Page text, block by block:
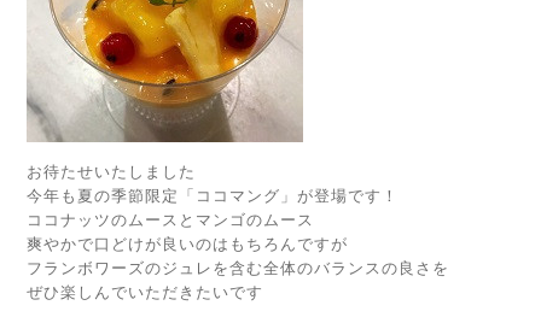
お待たせいたしました
今年も夏の季節限定「ココマング」が登場です！
ココナッツのムースとマンゴのムース
爽やかで口どけが良いのはもちろんですが
フランボワーズのジュレを含む全体のバランスの良さを
ぜひ楽しんでいただきたいです